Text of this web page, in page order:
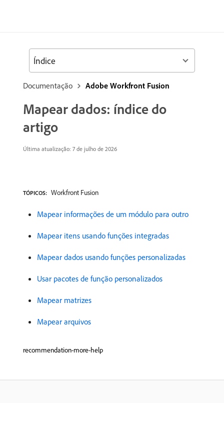
Documentação Adobe Workfront Fusion
Mapear dados: índice do
artigo
Última atualização: 7 de julho de 2026
TÓPICOS: Workfront Fusion
Mapear informações de um módulo para outro
Mapear itens usando funções integradas
Mapear dados usando funções personalizadas
Usar pacotes de função personalizados
Mapear matrizes
Mapear arquivos
recommendation-more-help
Índice